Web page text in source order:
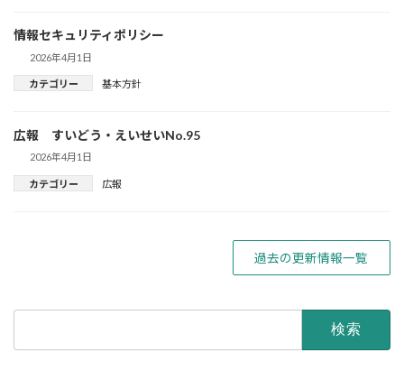
情報セキュリティポリシー
2026年4月1日
カテゴリー 基本方針
広報 すいどう・えいせいNo.95
2026年4月1日
カテゴリー 広報
過去の更新情報一覧